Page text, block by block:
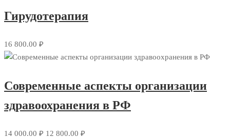
Гирудотерапия
16 800.00 ₽
Современные аспекты организации
здравоохранения в РФ
14 000.00 ₽ 12 800.00 ₽